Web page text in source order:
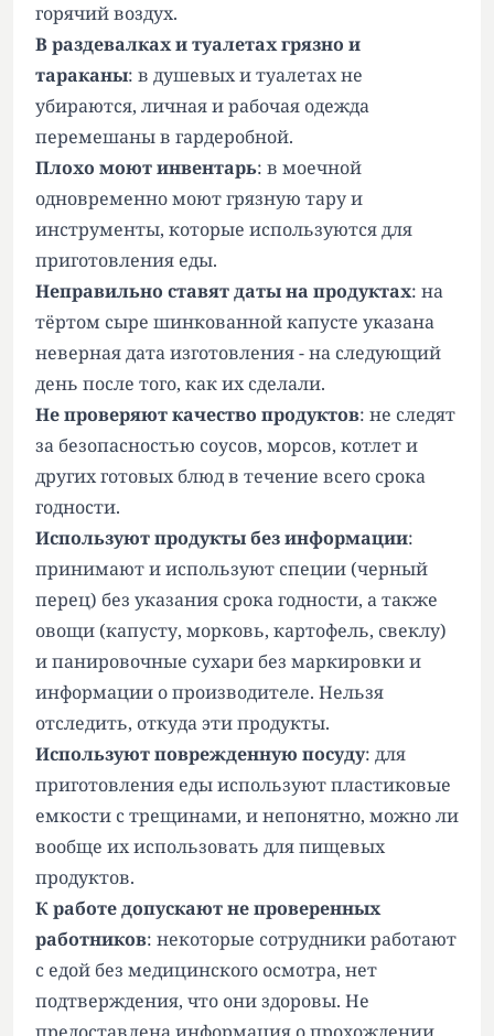
горячий воздух.
В раздевалках и туалетах грязно и
тараканы: в душевых и туалетах не
убираются, личная и рабочая одежда
перемешаны в гардеробной.
Плохо моют инвентарь: в моечной
одновременно моют грязную тару и
инструменты, которые используются для
приготовления еды.
Неправильно ставят даты на продуктах: на
тёртом сыре шинкованной капусте указана
неверная дата изготовления - на следующий
день после того, как их сделали.
Не проверяют качество продуктов: не следят
за безопасностью соусов, морсов, котлет и
других готовых блюд в течение всего срока
годности.
Используют продукты без информации:
принимают и используют специи (черный
перец) без указания срока годности, а также
овощи (капусту, морковь, картофель, свеклу)
и панировочные сухари без маркировки и
информации о производителе. Нельзя
отследить, откуда эти продукты.
Используют поврежденную посуду: для
приготовления еды используют пластиковые
емкости с трещинами, и непонятно, можно ли
вообще их использовать для пищевых
продуктов.
К работе допускают не проверенных
работников: некоторые сотрудники работают
с едой без медицинского осмотра, нет
подтверждения, что они здоровы. Не